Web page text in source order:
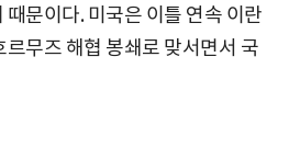
문이다. 미국은 이틀 연속 이란
무즈 해협 봉쇄로 맞서면서 국